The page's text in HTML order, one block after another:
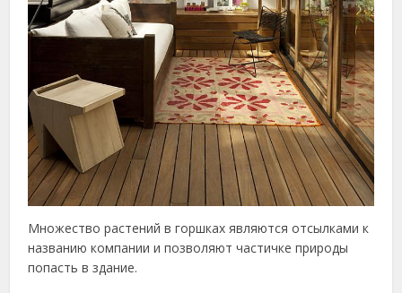
Множество растений в горшках являются отсылками к
названию компании и позволяют частичке природы
попасть в здание.